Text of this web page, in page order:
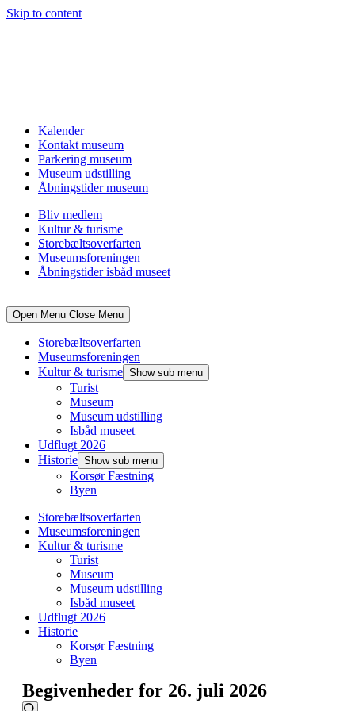
Skip to content
Kalender
Kontakt museum
Parkering museum
Museum udstilling
Åbningstider museum
Bliv medlem
Kultur & turisme
Storebæltsoverfarten
Museumsforeningen
Åbningstider isbåd museet
Open Menu Close Menu
Storebæltsoverfarten
Museumsforeningen
Kultur & turisme Show sub menu
Turist
Museum
Museum udstilling
Isbåd museet
Udflugt 2026
Historie Show sub menu
Korsør Fæstning
Byen
Storebæltsoverfarten
Museumsforeningen
Kultur & turisme
Turist
Museum
Museum udstilling
Isbåd museet
Udflugt 2026
Historie
Korsør Fæstning
Byen
Begivenheder for 26. juli 2026